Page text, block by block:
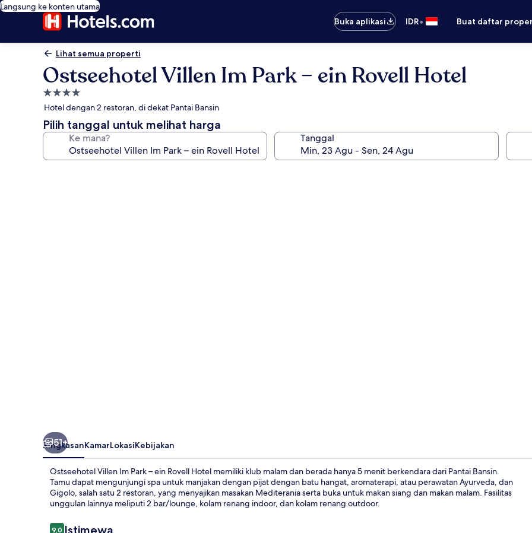
Langsung ke konten utama
Buka aplikasi
IDR• Buat daftar
Lihat semua properti
Ostseehotel Villen Im Park – ein Rovell Hotel
Properti
bintang
4.0
Hotel dengan 2 restoran, di dekat Pantai Bansin
Pilih tanggal untuk melihat harga
Ke mana? Tanggal
51+
RingkasanKamarLokasiKebijakan
Ostseehotel Villen Im Park – ein Rovell Hotel memiliki klub malam dan berada hanya 5 menit berkendara dari Pantai Bansin.
Tamu dapat mengunjungi spa untuk manjakan dengan pijat dengan batu hangat, aromaterapi, atau perawatan Ayurveda, dan
Gigolo, salah satu 2 restoran, yang menyajikan masakan Mediterania serta buka untuk makan siang dan makan malam. Fasilitas
unggulan lainnya meliputi 2 bar/lounge, kolam renang indoor, dan kolam renang outdoor.
Ulasan
9,0 Istimewa